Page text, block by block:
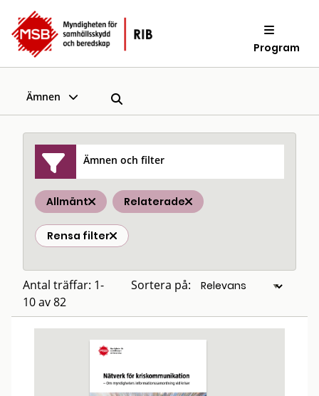
Program
Ämnen
Ämnen och filter
Allmänt Relaterade
Rensa filter
Antal träffar: 1-
10 av 82
Sortera på: